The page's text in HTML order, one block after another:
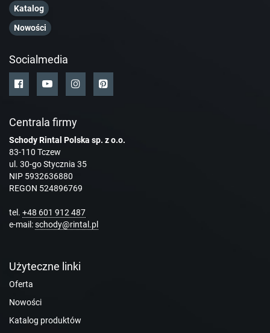
Katalog
Nowości
Socialmedia
Centrala firmy
Schody Rintal Polska sp. z o.o.
83-110 Tczew
ul. 30-go Stycznia 35
NIP 5932636880
REGON 524896769
tel. +48 601 912 487
e-mail:schody@rintal.pl
Użyteczne linki
Oferta
Nowości
Katalog produktów